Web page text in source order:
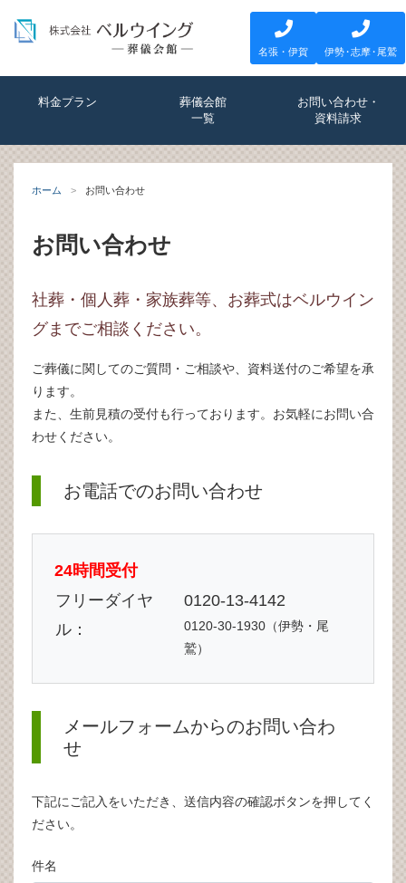
名張・伊賀 伊勢・志摩・ 尾鷲
料金プラン
葬儀会館
一覧
お問い合わせ・
資料請求
ホーム お問い合わせ
お問い合わせ
社葬・個人葬・家族葬等、お葬式はベルウイン
グまでご相談ください。
ご葬儀に関してのご質問・ご相談や、資料送付のご希望を承
ります。
また、生前見積の受付も行っております。お気軽にお問い合
わせください。
お電話でのお問い合わせ
24時間受付
フリーダイヤ
ル：
0120-13-4142
0120-30-1930（伊勢・尾
鷲）
メールフォームからのお問い合わ
せ
下記にご記入をいただき、送信内容の確認ボタンを押してく
ださい。
件名